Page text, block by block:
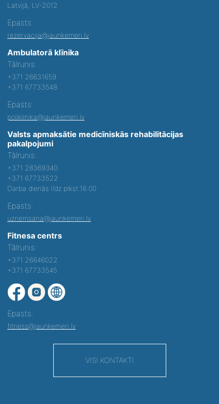
Latvijā, LV-2012
Epasts:
rezervacija@jaunkemeri.lv
Ambulatorā klīnika
Tālrunis:
+371 26631659
+371 67733548
Epasts:
poliklinika@jaunkemeri.lv
Valsts apmaksātie medicīniskās rehabilitācijas
pakalpojumi
Tālrunis:
+371 28369340
+371 67733522
Darba dienās līdz plkst.16:00
Epasts:
uznemsana@jaunkemeri.lv
Fitnesa centrs
Tālrunis:
+371 26646022
+371 67733545
Epasts:
fitness@jaunkemeri.lv
VISI KONTAKTI